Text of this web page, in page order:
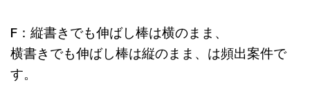
F：縦書きでも伸ばし棒は横のまま、
横書きでも伸ばし棒は縦のまま、は頻出案件で
す。